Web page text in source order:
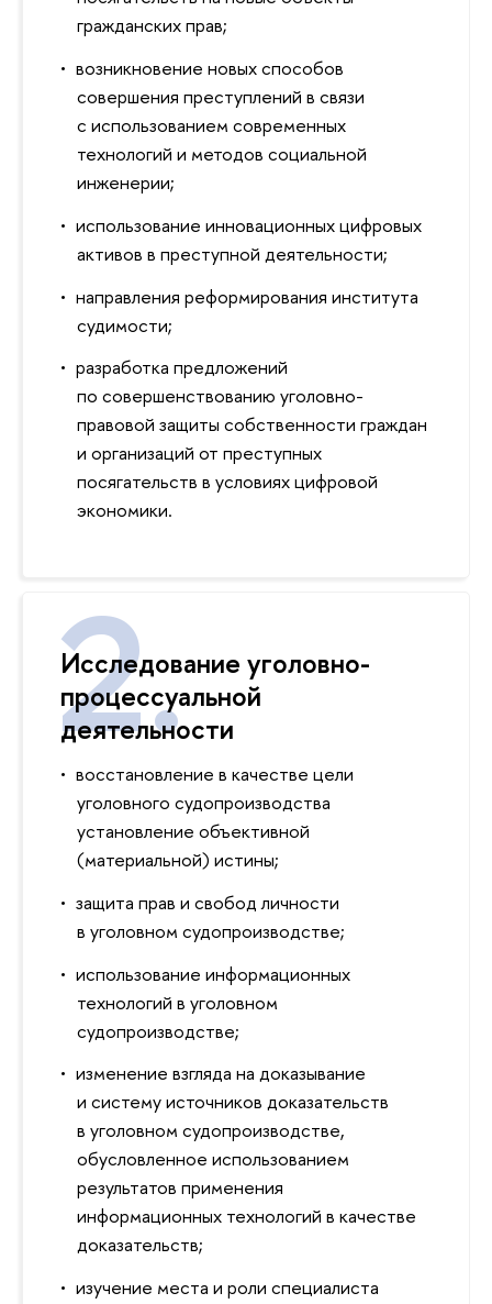
гражданских прав;
возникновение новых способов
совершения преступлений в связи
с использованием современных
технологий и методов социальной
инженерии;
использование инновационных цифровых
активов в преступной деятельности;
направления реформирования института
судимости;
разработка предложений
по совершенствованию уголовно-
правовой защиты собственности граждан
и организаций от преступных
посягательств в условиях цифровой
экономики.
Исследование уголовно-
процессуальной
деятельности
восстановление в качестве цели
уголовного судопроизводства
установление объективной
(материальной) истины;
защита прав и свобод личности
в уголовном судопроизводстве;
использование информационных
технологий в уголовном
судопроизводстве;
изменение взгляда на доказывание
и систему источников доказательств
в уголовном судопроизводстве,
обусловленное использованием
результатов применения
информационных технологий в качестве
доказательств;
изучение места и роли специалиста